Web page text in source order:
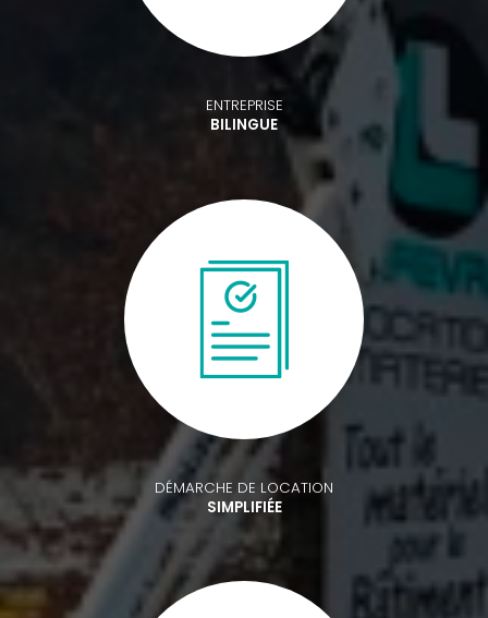
ENTREPRISE
BILINGUE
DÉMARCHE DE LOCATION
SIMPLIFIÉE